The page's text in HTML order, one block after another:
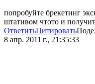
попробуйте брекетинг
штативом чтото и
ОтветитьЦитировать
8 апр. 2011 г., 21:35:33